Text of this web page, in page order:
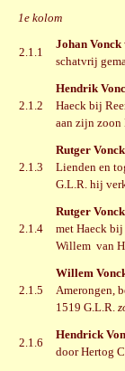
1e kolom
2.1.1
Johan Vonck
schatvrij
2.1.2
Hendrik
Haeck bij
aan zijn zoon
2.1.3
Rutger Vonck
Lienden en
G.L.R. hij
2.1.4
Rutger Vonck
met Haeck
Willem van
2.1.5
Willem
Amerongen,
1519 G.L.R.
2.1.6
Hendrick
door Hertog